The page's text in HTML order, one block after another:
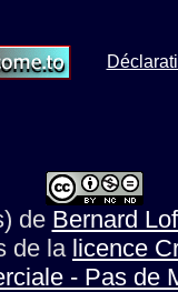
de Bernard
de la licence
- Pas de